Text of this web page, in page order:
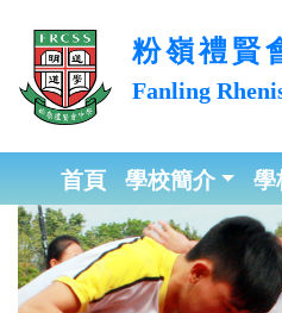
粉嶺禮賢
Fanling
首頁 學校簡介